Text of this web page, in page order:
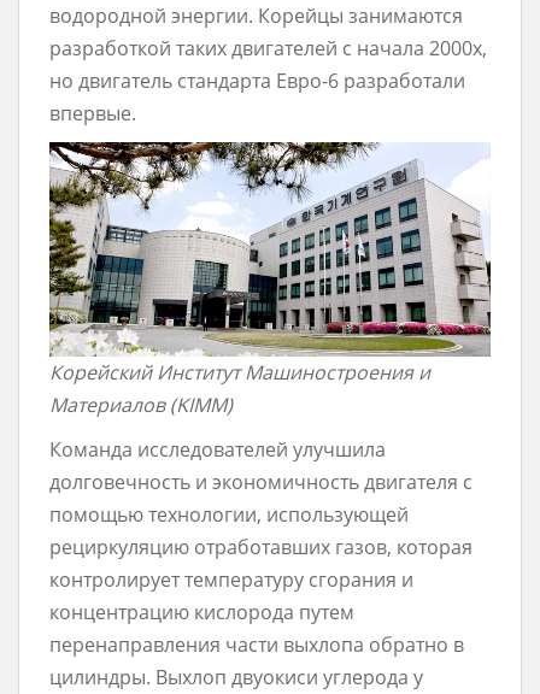
водородной энергии. Корейцы занимаются
разработкой таких двигателей с начала 2000х,
но двигатель стандарта Евро-6 разработали
впервые.
Корейский Институт Машиностроения и
Материалов (KIMM)
Команда исследователей улучшила
долговечность и экономичность двигателя с
помощью технологии, использующей
рециркуляцию отработавших газов, которая
контролирует температуру сгорания и
концентрацию кислорода путем
перенаправления части выхлопа обратно в
цилиндры. Выхлоп двуокиси углерода у